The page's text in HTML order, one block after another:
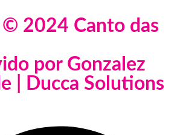
2024 Canto das
por Gonzalez
| Ducca Solutions